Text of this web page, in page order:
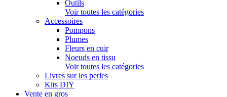
Outils
Voir toutes les catégories
Accessoires
Pompons
Plumes
Fleurs en cuir
Noeuds en tissu
Voir toutes les catégories
Livres sur les perles
Kits DIY
Vente en gros